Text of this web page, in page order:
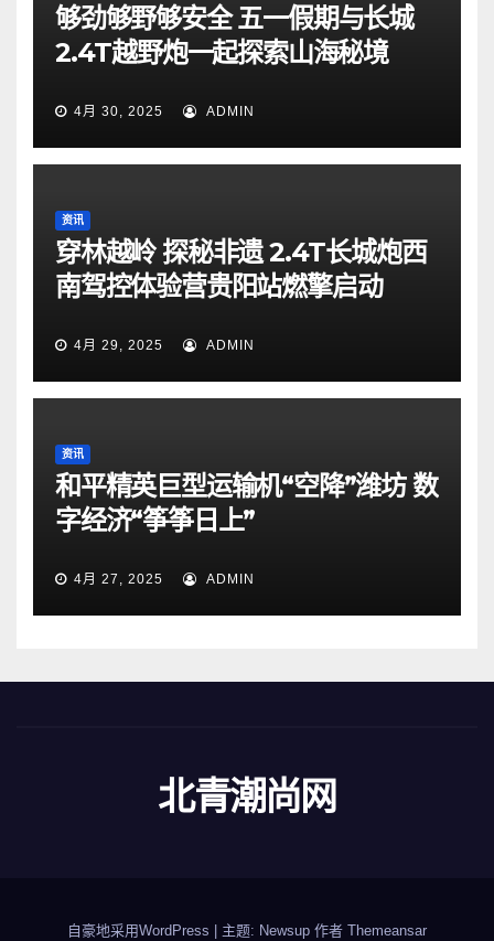
够劲够野够安全 五一假期与长城
2.4T越野炮一起探索山海秘境
4月 30, 2025 ADMIN
资讯
穿林越岭 探秘非遗 2.4T长城炮西
南驾控体验营贵阳站燃擎启动
4月 29, 2025 ADMIN
资讯
和平精英巨型运输机“空降”潍坊 数
字经济“筝筝日上”
4月 27, 2025 ADMIN
北青潮尚网
自豪地采用WordPress 主题: Newsup 作者 Themeansar